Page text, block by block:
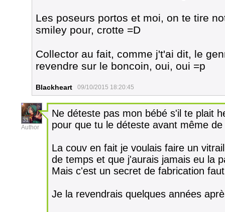
Les poseurs portos et moi, on te tire
smiley pour, crotte =D
Collector au fait, comme j't'ai dit, le
revendre sur le boncoin, oui, oui =p
Blackheart 09/10/2015 18:20:45
31
Author
Ne déteste pas mon bébé s'il te plait
pour que tu le déteste avant même
La couv en fait je voulais faire un
de temps et que j'aurais jamais eu la
Mais c'est un secret de fabrication
Je la revendrais quelques années